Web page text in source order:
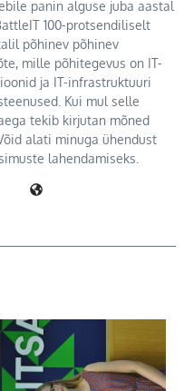
panin alguse juba aastal
100-protsendiliselt
põhinev põhinev
mille põhitegevus on IT-
ja IT-infrastruktuuri
Kui mul selle
tekib kirjutan mõned
alati minuga ühendust
lahendamiseks.